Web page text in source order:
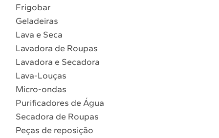
Localizar assistência técnica
Frigobar
Geladeiras
Lava e Seca
Lavadora de Roupas
Lavadora e Secadora
Lava-Louças
Micro-ondas
Purificadores de Água
Secadora de Roupas
Peças de reposição